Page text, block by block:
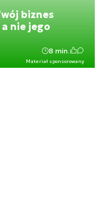
biznes
nie jego
Materiał sponsorowany
8 min.